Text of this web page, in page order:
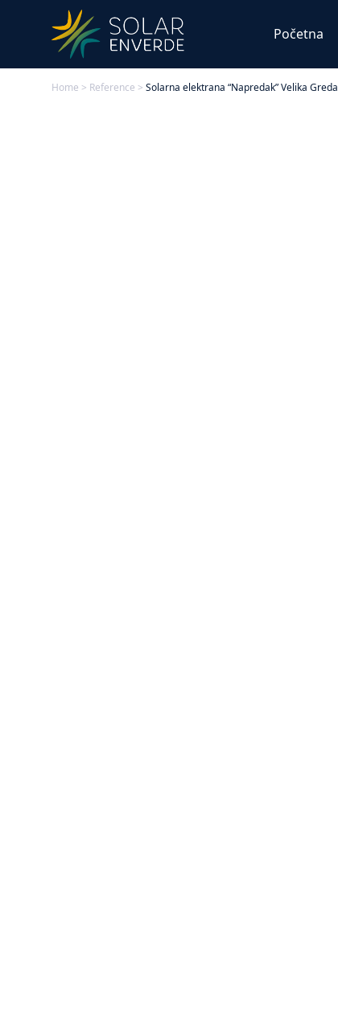
Početna
Home > Reference > Solarna elektrana “Napredak” Velika Greda